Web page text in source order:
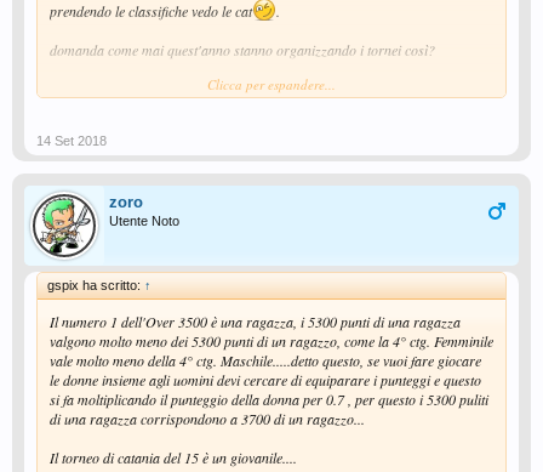
prendendo le classifiche vedo le cat
domanda come mai quest'anno stanno organizzando i tornei così?
nel torneo di catania il giorno 15/09/2018, come 6 cat ci sono iscritti solo 10
all'open del'8/09/2018 c'erano 56 atleti.
ed era solo un open.
domanda! avremo meno iscritti per iscritti, non giocheremo solo con i 6cat(
parlo di me ed i ragazzi che alleno) o dovremo affrontare persone ed atleti
anche superiori di circa due categoria alla nostra, quest'anno.?
Clicca per espandere...
14 Set 2018
zoro
Utente Noto
gspix ha scritto: ↑
Il numero 1 dell'Over 3500 è una ragazza, i 5300 punti di una ragazza
valgono molto meno dei 5300 punti di un ragazzo, come la 4° ctg. Femminile
vale molto meno della 4° ctg. Maschile.....detto questo, se vuoi fare giocare
le donne insieme agli uomini devi cercare di equiparare i punteggi e questo
si fa moltiplicando il punteggio della donna per 0.7 , per questo i 5300 puliti
di una ragazza corrispondono a 3700 di un ragazzo...
Il torneo di catania del 15 è un giovanile....